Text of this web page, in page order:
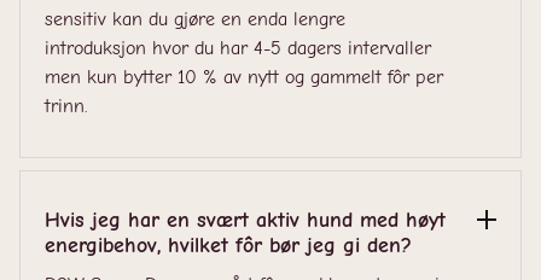
sensitiv kan du gjøre en enda lengre
introduksjon hvor du har 4-5 dagers intervaller
men kun bytter 10 % av nytt og gammelt fôr per
trinn.
Hvis jeg har en svært aktiv hund med høyt
energibehov, hvilket fôr bør jeg gi den?